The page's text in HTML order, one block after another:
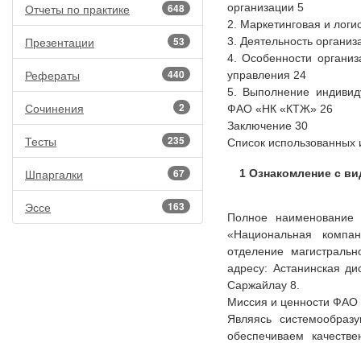
648
Отчеты по практике
53
Презентации
440
Рефераты
2
Сочинения
235
Тесты
67
Шпаргалки
163
Эссе
организации 5
2. Маркетинговая и
3. Деятельность
4. Особенности
управления 24
5. Выполнение
ФАО «НК «КТЖ» 26
Заключение 30
Список использованных
1 Ознакомление с
Полное
«Национальная
отделение
адресу: Астанинская
Саржайлау 8.
Миссия и ценности
Являясь
обеспечиваем